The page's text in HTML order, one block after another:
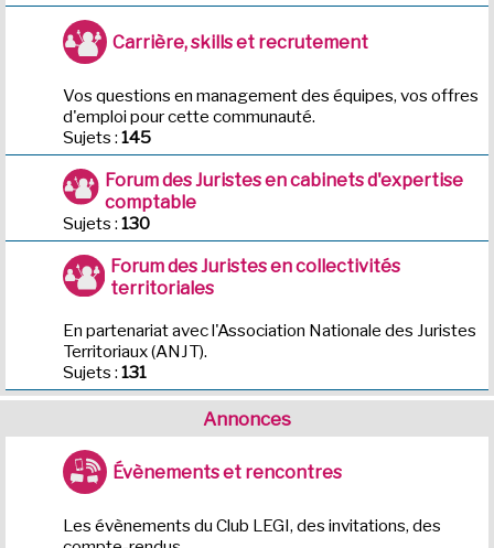
Carrière, skills et recrutement
Vos questions en management des équipes, vos offres
d'emploi pour cette communauté.
Sujets : 145
Forum des Juristes en cabinets d'expertise
comptable
Sujets : 130
Forum des Juristes en collectivités
territoriales
En partenariat avec l'Association Nationale des Juristes
Territoriaux (ANJT).
Sujets : 131
Annonces
Évènements et rencontres
Les évènements du Club LEGI, des invitations, des